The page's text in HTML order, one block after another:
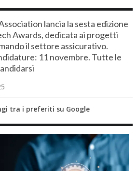
lancia la sesta edizione
Awards, dedicata ai progetti
il settore assicurativo.
11 novembre. Tutte le
tra i preferiti su Google